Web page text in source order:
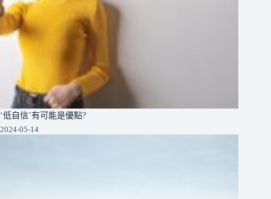
‘低自信’有可能是優點?
2024-05-14